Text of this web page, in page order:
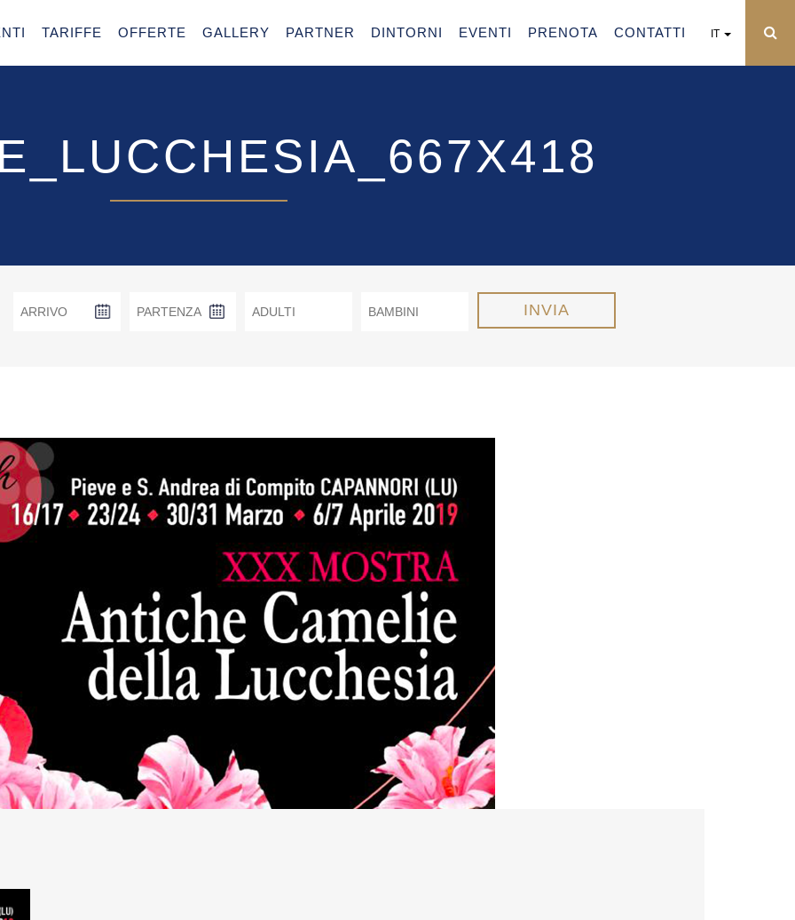
TARIFFE OFFERTE GALLERY PARTNER DINTORNI EVENTI PRENOTA CONTATTI IT